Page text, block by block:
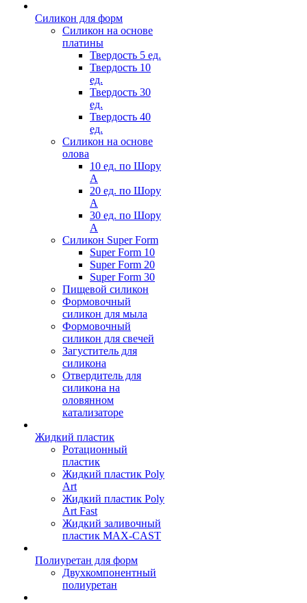
Силикон для форм
Силикон на основе
платины
Твердость 5 ед.
Твердость 10
ед.
Твердость 30
ед.
Твердость 40
ед.
Силикон на основе
олова
10 ед. по Шору
А
20 ед. по Шору
А
30 ед. по Шору
А
Силикон Super Form
Super Form 10
Super Form 20
Super Form 30
Пищевой силикон
Формовочный
силикон для мыла
Формовочный
силикон для свечей
Загуститель для
силикона
Отвердитель для
силикона на
оловянном
катализаторе
Жидкий пластик
Ротационный
пластик
Жидкий пластик Poly
Art
Жидкий пластик Poly
Art Fast
Жидкий заливочный
пластик MAX-CAST
Полиуретан для форм
Двухкомпонентный
полиуретан